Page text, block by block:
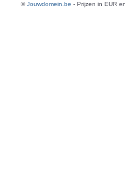
©Jouwdomein.be - Prijzen in EUR